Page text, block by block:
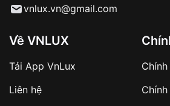
Từ khóa SEO:
sản phẩm đặc biệt
vnlux.vn@gmail.com
Về VNLUX
Tải App VnLux
Liên hệ